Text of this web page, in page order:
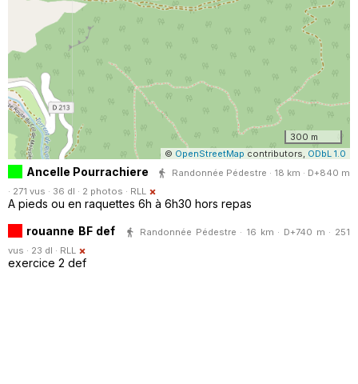
300 m
© OpenStreetMap contributors, ODbL 1.0
Ancelle Pourrachiere
Randonnée Pédestre · 18 km · D+840 m
· 271 vus · 36 dl · 2 photos · RLL
A pieds ou en raquettes 6h à 6h30 hors repas
rouanne BF def
Randonnée Pédestre · 16 km · D+740 m · 251
vus · 23 dl · RLL
exercice 2 def